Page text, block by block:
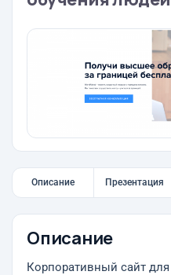
Описание Презентация
Описание
Корпоративный сайт